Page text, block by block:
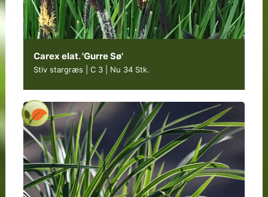
Carex elat. 'Gurre Sø'
Stiv stargræs | C 3 Nu 34 Stk.